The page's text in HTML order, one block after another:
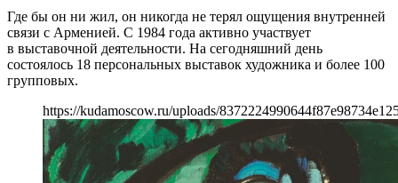
Где бы он ни жил, он никогда не терял ощущения внутренней
связи с Арменией. С 1984 года активно участвует
в выставочной деятельности. На сегодняшний день
состоялось 18 персональных выставок художника и более 100
групповых.
https://kudamoscow.ru/uploads/